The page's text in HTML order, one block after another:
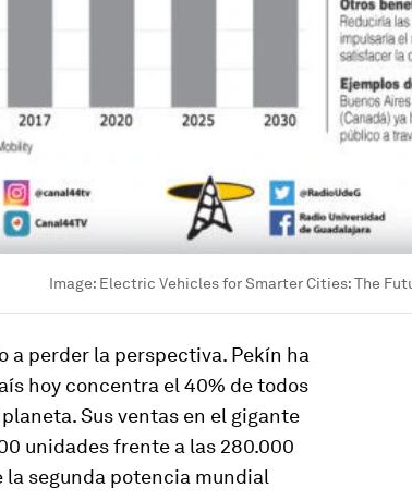
Image: Electric Vehicles for Smarter Cities: The
a perder la perspectiva. Pekín ha
hoy concentra el 40% de todos
Sus ventas en el gigante
unidades frente a las 280.000
la segunda potencia mundial